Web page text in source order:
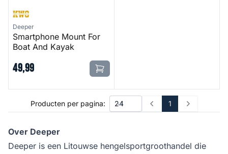
Deeper
Smartphone Mount For
Boat And Kayak
49,99
Producten per pagina: Prev 1 Next
Over Deeper
Deeper is een Litouwse hengelsportgroothandel die